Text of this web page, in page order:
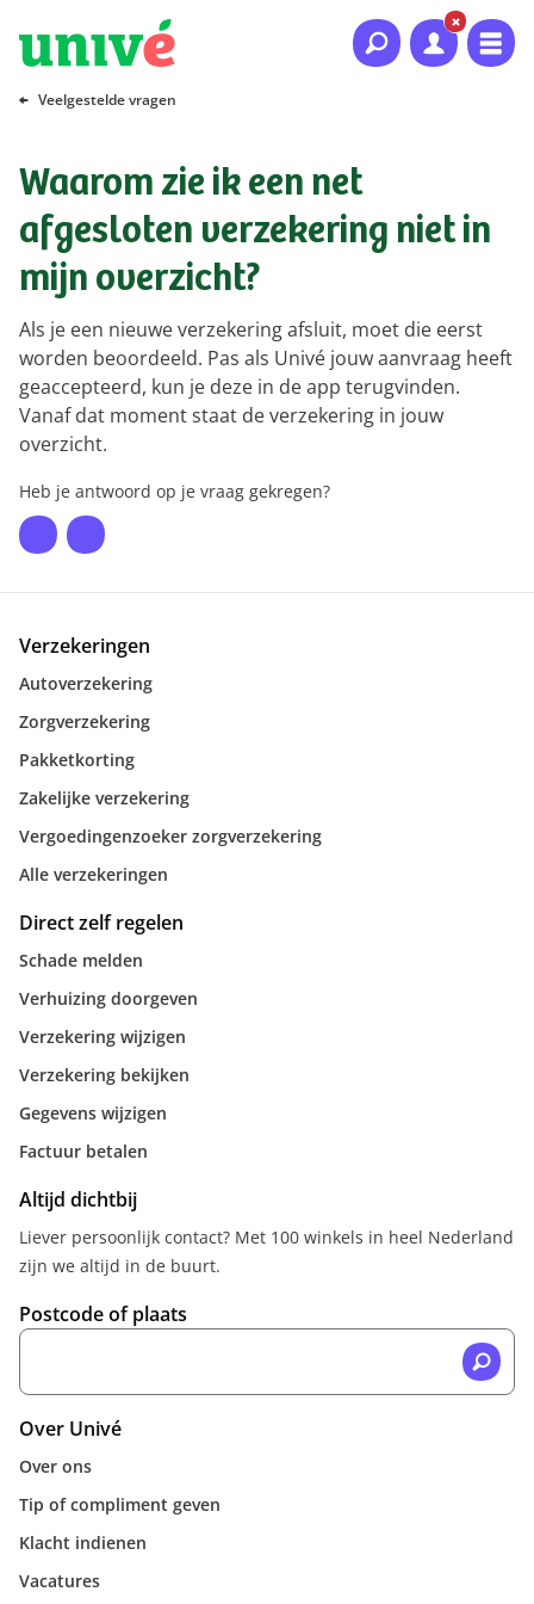
Naar hoofdinhoud
Naar hoofdnavigatie
Naar footer
Veelgestelde vragen
Waarom zie ik een net
afgesloten verzekering niet in
mijn overzicht?
Als je een nieuwe verzekering afsluit, moet die eerst
worden beoordeeld. Pas als Univé jouw aanvraag heeft
geaccepteerd, kun je deze in de app terugvinden.
Vanaf dat moment staat de verzekering in jouw
overzicht.
Heb je antwoord op je vraag gekregen?
Verzekeringen
Autoverzekering
Zorgverzekering
Pakketkorting
Zakelijke verzekering
Vergoedingenzoeker zorgverzekering
Alle verzekeringen
Direct zelf regelen
Schade melden
Verhuizing doorgeven
Verzekering wijzigen
Verzekering bekijken
Gegevens wijzigen
Factuur betalen
Altijd dichtbij
Liever persoonlijk contact? Met 100 winkels in heel Nederland
zijn we altijd in de buurt.
Postcode of plaats
Over Univé
Over ons
Tip of compliment geven
Klacht indienen
Vacatures